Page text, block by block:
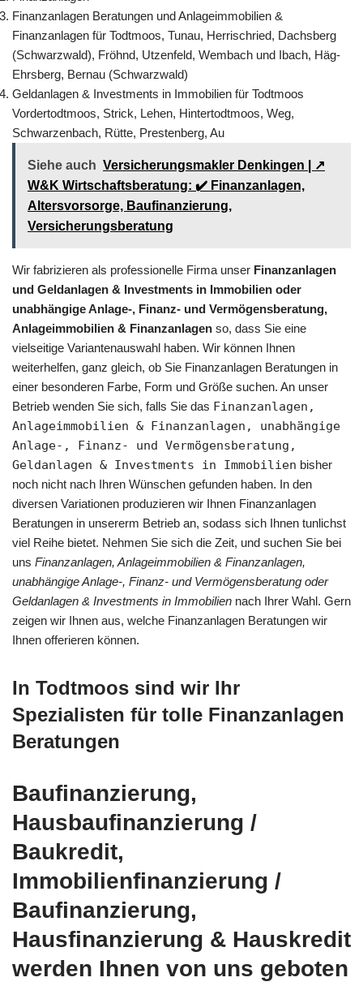
Finanzanlagen Beratungen und Anlageimmobilien &
Finanzanlagen für Todtmoos, Tunau, Herrischried, Dachsberg
(Schwarzwald), Fröhnd, Utzenfeld, Wembach und Ibach, Häg-
Ehrsberg, Bernau (Schwarzwald)
Geldanlagen & Investments in Immobilien für Todtmoos
Vordertodtmoos, Strick, Lehen, Hintertodtmoos, Weg,
Schwarzenbach, Rütte, Prestenberg, Au
Siehe auch Versicherungsmakler Denkingen | ↗️
W&K Wirtschaftsberatung: ✔️ Finanzanlagen,
Altersvorsorge, Baufinanzierung,
Versicherungsberatung
Wir fabrizieren als professionelle Firma unser Finanzanlagen
und Geldanlagen & Investments in Immobilien oder
unabhängige Anlage-, Finanz- und Vermögensberatung,
Anlageimmobilien & Finanzanlagen so, dass Sie eine
vielseitige Variantenauswahl haben. Wir können Ihnen
weiterhelfen, ganz gleich, ob Sie Finanzanlagen Beratungen in
einer besonderen Farbe, Form und Größe suchen. An unser
Betrieb wenden Sie sich, falls Sie das Finanzanlagen,
Anlageimmobilien & Finanzanlagen, unabhängige
Anlage-, Finanz- und Vermögensberatung,
Geldanlagen & Investments in Immobilien bisher
noch nicht nach Ihren Wünschen gefunden haben. In den
diversen Variationen produzieren wir Ihnen Finanzanlagen
Beratungen in unsererm Betrieb an, sodass sich Ihnen tunlichst
viel Reihe bietet. Nehmen Sie sich die Zeit, und suchen Sie bei
uns Finanzanlagen, Anlageimmobilien & Finanzanlagen,
unabhängige Anlage-, Finanz- und Vermögensberatung oder
Geldanlagen & Investments in Immobilien nach Ihrer Wahl. Gern
zeigen wir Ihnen aus, welche Finanzanlagen Beratungen wir
Ihnen offerieren können.
In Todtmoos sind wir Ihr
Spezialisten für tolle Finanzanlagen
Beratungen
Baufinanzierung,
Hausbaufinanzierung /
Baukredit,
Immobilienfinanzierung /
Baufinanzierung,
Hausfinanzierung & Hauskredit
werden Ihnen von uns geboten